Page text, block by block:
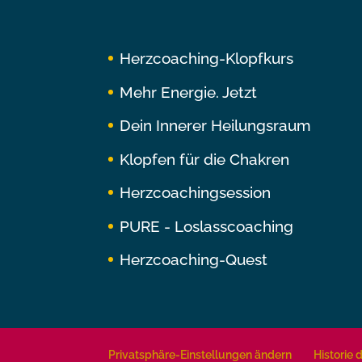
Herzcoaching-Klopfkurs
Mehr Energie. Jetzt
Dein Innerer Heilungsraum
Klopfen für die Chakren
Herzcoachingsession
PURE - Loslasscoaching
Herzcoaching-Quest
Privatsphäre-Einstellungen ändern Historie